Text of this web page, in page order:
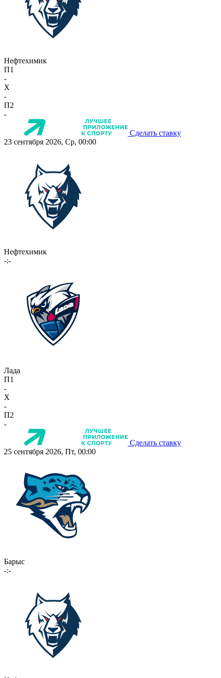
Нефтехимик
П1
-
X
-
П2
-
Сделать ставку
23 сентября 2026, Ср, 00:00
Нефтехимик
-:-
Лада
П1
-
X
-
П2
-
Сделать ставку
25 сентября 2026, Пт, 00:00
Барыс
-:-